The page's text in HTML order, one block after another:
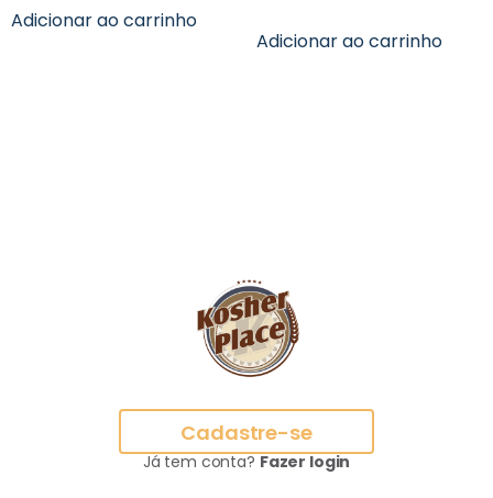
Adicionar ao carrinho
Adicionar ao carrinho
Cadastre-se
Já tem conta? Fazer login